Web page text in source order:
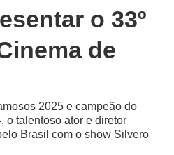
o 33º
de
2025 e campeão do
o talentoso ator e diretor
Brasil com o show Silvero